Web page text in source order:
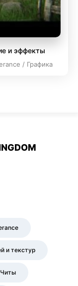
и эффекты
/ Графика
и текстур
Читы